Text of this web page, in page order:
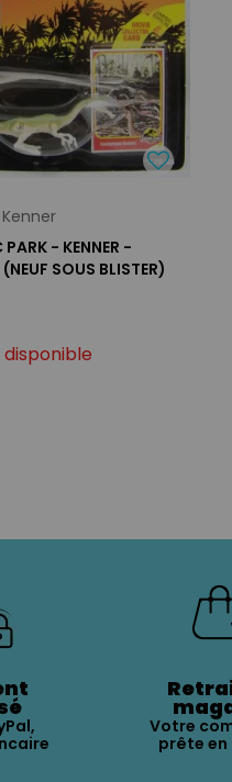
Kenner
PARK - KENNER -
SOUS BLISTER)
disponible
Votre
prête en